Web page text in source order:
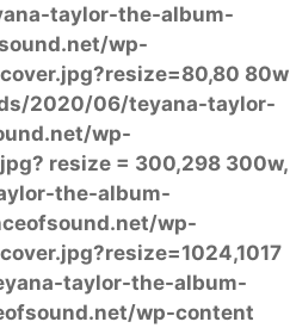
taylor-the-album-
wp-
80w
2020/06/teyana-taylor-
wp-
resize = 300,298 300w,
the-album-
wp-
taylor-the-album-
wp-content